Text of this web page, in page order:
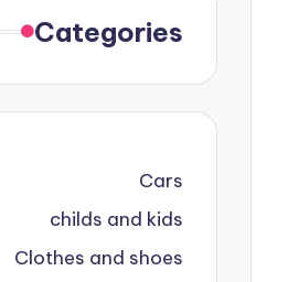
Categories
Cars
childs and kids
Clothes and shoes